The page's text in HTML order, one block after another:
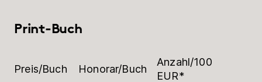
Print-Buch
Preis/Buch Honorar/Buch
Anzahl/100
EUR*